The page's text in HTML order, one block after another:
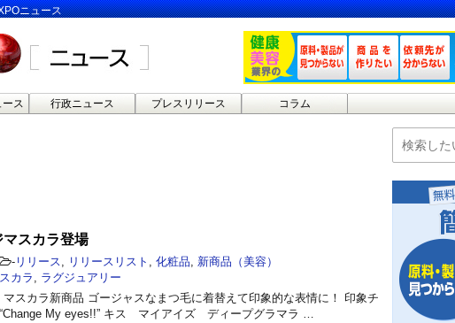
ニュース
ス 行政ニュース プレスリリース コラム
スカラ登場
- リリース リリースリスト 化粧品
新商品（美容）
カラ
ラグジュアリー
カラ新商品 ゴージャスなまつ毛に着替えて印象的な表情に！ 印象チ
My eyes!!” キス マイアイズ ディープグラマラ …